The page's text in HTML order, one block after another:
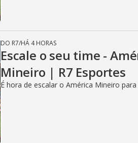
DO R7/HÁ 4 HORAS
Escale o seu time -
Mineiro | R7 Esportes
É hora de escalar o América Mineiro para